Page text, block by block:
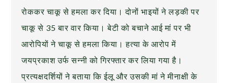
रोककर चाकू से हमला कर दिया। दोनों भाइयों ने लड़की पर
चाकू से 35 बार वार किया। बेटी को बचाने आई मां पर भी
आरोपियों ने चाकू से हमला किया। हत्या के आरोप में
जयप्रकाश उर्फ सन्नी को गिरफ्तार कर लिया गया है।
प्रत्‍यक्षदर्शियों ने बताया कि ईलू और उसकी मां ने मीनाक्षी के